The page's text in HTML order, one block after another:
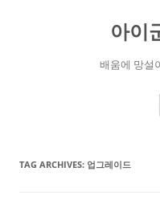
아이
배움에 망설
TAG ARCHIVES: 업그레이드